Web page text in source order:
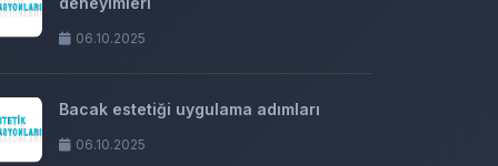
06.10.2025
Bacak estetiği uygulama adımları
06.10.2025